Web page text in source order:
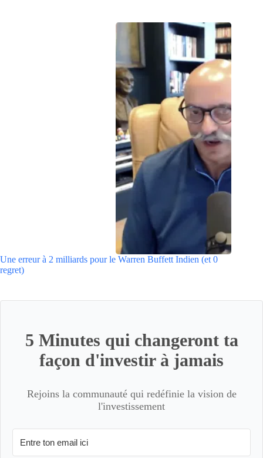
Une erreur à 2 milliards pour le Warren Buffett Indien (et 0
regret)
5 Minutes qui changeront ta
façon d'investir à jamais
Rejoins la communauté qui redéfinie la vision de
l'investissement